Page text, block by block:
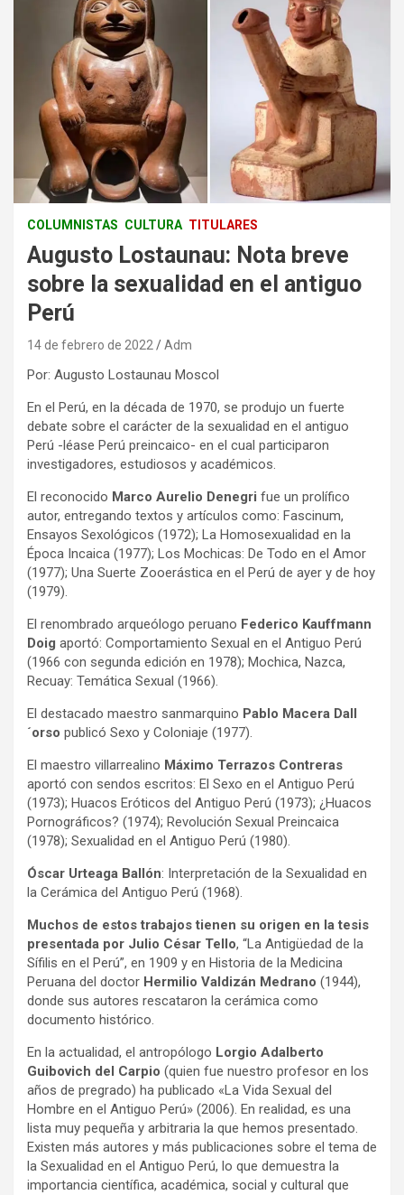
COLUMNISTAS CULTURA TITULARES
Augusto Lostaunau: Nota breve
sobre la sexualidad en el antiguo
Perú
14 de febrero de 2022 Adm
Por: Augusto Lostaunau Moscol
En el Perú, en la década de 1970, se produjo un fuerte
debate sobre el carácter de la sexualidad en el antiguo
Perú -léase Perú preincaico- en el cual participaron
investigadores, estudiosos y académicos.
El reconocido Marco Aurelio Denegri fue un prolífico
autor, entregando textos y artículos como: Fascinum,
Ensayos Sexológicos (1972); La Homosexualidad en la
Época Incaica (1977); Los Mochicas: De Todo en el Amor
(1977); Una Suerte Zooerástica en el Perú de ayer y de hoy
(1979).
El renombrado arqueólogo peruano Federico Kauffmann
Doig aportó: Comportamiento Sexual en el Antiguo Perú
(1966 con segunda edición en 1978); Mochica, Nazca,
Recuay: Temática Sexual (1966).
El destacado maestro sanmarquino Pablo Macera Dall
´orso publicó Sexo y Coloniaje (1977).
El maestro villarrealino Máximo Terrazos Contreras
aportó con sendos escritos: El Sexo en el Antiguo Perú
(1973); Huacos Eróticos del Antiguo Perú (1973); ¿Huacos
Pornográficos? (1974); Revolución Sexual Preincaica
(1978); Sexualidad en el Antiguo Perú (1980).
Óscar Urteaga Ballón: Interpretación de la Sexualidad en
la Cerámica del Antiguo Perú (1968).
Muchos de estos trabajos tienen su origen en la tesis
presentada por Julio César Tello, “La Antigüedad de la
Sífilis en el Perú”, en 1909 y en Historia de la Medicina
Peruana del doctor Hermilio Valdizán Medrano (1944),
donde sus autores rescataron la cerámica como
documento histórico.
En la actualidad, el antropólogo Lorgio Adalberto
Guibovich del Carpio (quien fue nuestro profesor en los
años de pregrado) ha publicado «La Vida Sexual del
Hombre en el Antiguo Perú» (2006). En realidad, es una
lista muy pequeña y arbitraria la que hemos presentado.
Existen más autores y más publicaciones sobre el tema de
la Sexualidad en el Antiguo Perú, lo que demuestra la
importancia científica, académica, social y cultural que